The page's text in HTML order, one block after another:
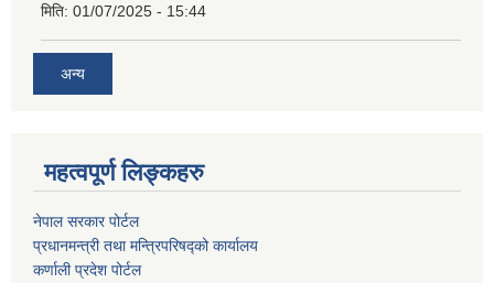
मिति: 01/07/2025 - 15:44
अन्य
महत्वपूर्ण लिङ्कहरु
नेपाल सरकार पोर्टल
प्रधानमन्‍‍त्री तथा मन्‍त्रिपरिषद्को कार्यालय
कर्णाली प्रदेश पोर्टल